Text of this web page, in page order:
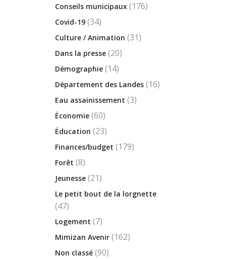
Conseils municipaux (176)
Covid-19 (34)
Culture / Animation (31)
Dans la presse (20)
Démographie (14)
Département des Landes (16)
Eau assainissement (3)
Économie (60)
Éducation (23)
Finances/budget (179)
Forêt (8)
Jeunesse (21)
Le petit bout de la lorgnette
(47)
Logement (7)
Mimizan Avenir (162)
Non classé (90)